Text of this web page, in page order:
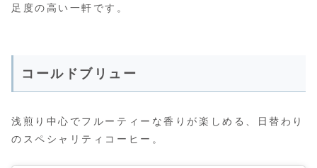
足度の高い一軒です。
コールドブリュー
浅煎り中心でフルーティーな香りが楽しめる、日替わり
のスペシャリティコーヒー。